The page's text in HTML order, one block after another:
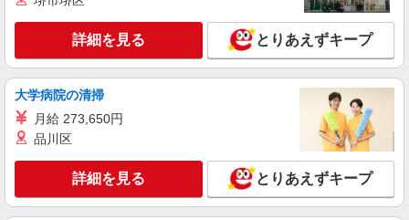
詳細を見る とりあえずキープ
大学病院の清掃
月給 273,650円
品川区
詳細を見る とりあえずキープ